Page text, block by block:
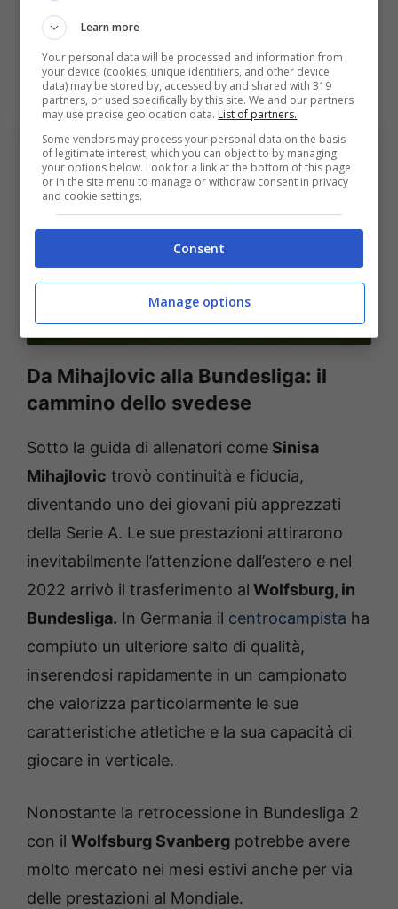
non fu semplice. Come molti giovani stranieri,
ebbe bisogno di tempo per comprendere
ritmi, movimenti e richieste del calcio italiano.
Svezia, la partenza a mille degli scandinavi
Foto) Bolognasportnews
Da Mihajlovic alla Bundesliga: il
cammino dello svedese
Sotto la guida di allenatori come Sinisa
Mihajlovic trovò continuità e fiducia,
diventando uno dei giovani più apprezzati
della Serie A. Le sue prestazioni attirarono
inevitabilmente l’attenzione dall’estero e nel
2022 arrivò il trasferimento al Wolfsburg, in
Bundesliga. In Germania il centrocampista ha
compiuto un ulteriore salto di qualità,
inserendosi rapidamente in un campionato
che valorizza particolarmente le sue
caratteristiche atletiche e la sua capacità di
giocare in verticale.
Nonostante la retrocessione in Bundesliga 2
con il Wolfsburg Svanberg potrebbe avere
molto mercato nei mesi estivi anche per via
delle prestazioni al Mondiale.
Learn more
Your personal data will be processed and information from
your device (cookies, unique identifiers, and other device
data) may be stored by, accessed by and shared with 319
partners, or used specifically by this site. We and our partners
may use precise geolocation data. List of partners.
Some vendors may process your personal data on the basis
of legitimate interest, which you can object to by managing
your options below. Look for a link at the bottom of this page
or in the site menu to manage or withdraw consent in privacy
and cookie settings.
Consent
Manage options